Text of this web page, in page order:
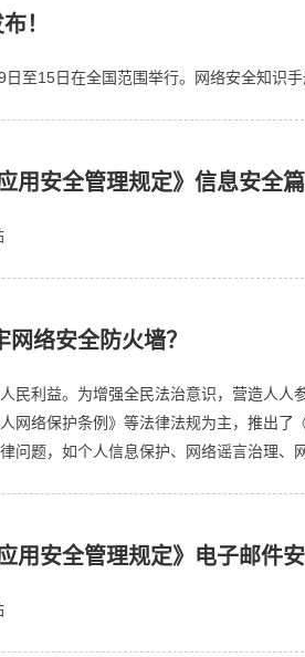
！
至15日在全国范围举行。网络安全知识
用安全管理规定》信息安全篇
络安全防火墙？
民利益。为增强全民法治意识，营造人
网络保护条例》等法律法规为主，推出
问题，如个人信息保护、网络谣言治理、
用安全管理规定》电子邮件